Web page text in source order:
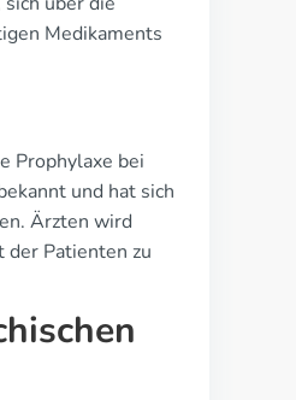
Medikaments
Prophylaxe bei
und hat sich
Ärzten wird
der Patienten zu